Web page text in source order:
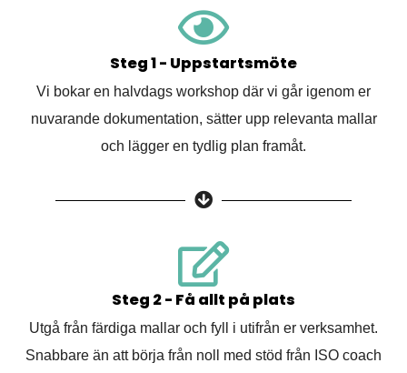
Steg 1 - Uppstartsmöte
Vi bokar en halvdags workshop där vi går igenom er
nuvarande dokumentation, sätter upp relevanta mallar
och lägger en tydlig plan framåt.
Steg 2 - Få allt på plats
Utgå från färdiga mallar och fyll i utifrån er verksamhet.
Snabbare än att börja från noll med stöd från ISO coach